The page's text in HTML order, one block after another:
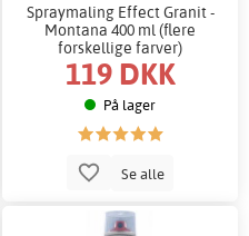
Spraymaling Effect Granit -
Montana 400 ml (flere
forskellige farver)
119 DKK
På lager
Se alle